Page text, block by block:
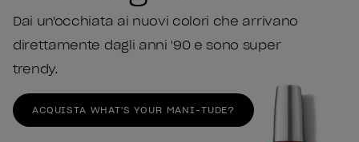
Dai un'occhiata ai nuovi colori che arrivano
direttamente dagli anni '90 e sono super
trendy.
ACQUISTA WHAT'S YOUR MANI-TUDE?